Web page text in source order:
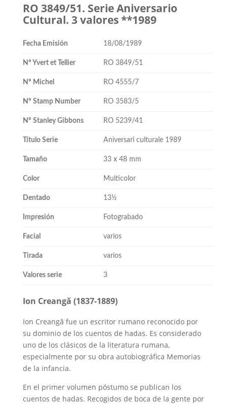
RO 3849/51. Serie Aniversario
Cultural. 3 valores **1989
Fecha Emisión 18/08/1989
Nº Yvert et Tellier RO 3849/51
Nº Michel RO 4555/7
Nº Stamp Number RO 3583/5
Nº Stanley Gibbons RO 5239/41
Título Serie Aniversari culturale 1989
Tamaño 33 x 48 mm
Color Multicolor
Dentado 13½
Impresión Fotograbado
Facial varios
Tirada varios
Valores serie 3
Ion Creangă (1837-1889)
Ion Creangă fue un escritor rumano reconocido por
su dominio de los cuentos de hadas. Es considerado
uno de los clásicos de la literatura rumana,
especialmente por su obra autobiográfica Memorias
de la infancia.
En el primer volumen póstumo se publican los
cuentos de hadas. Recogidos de boca de la gente por